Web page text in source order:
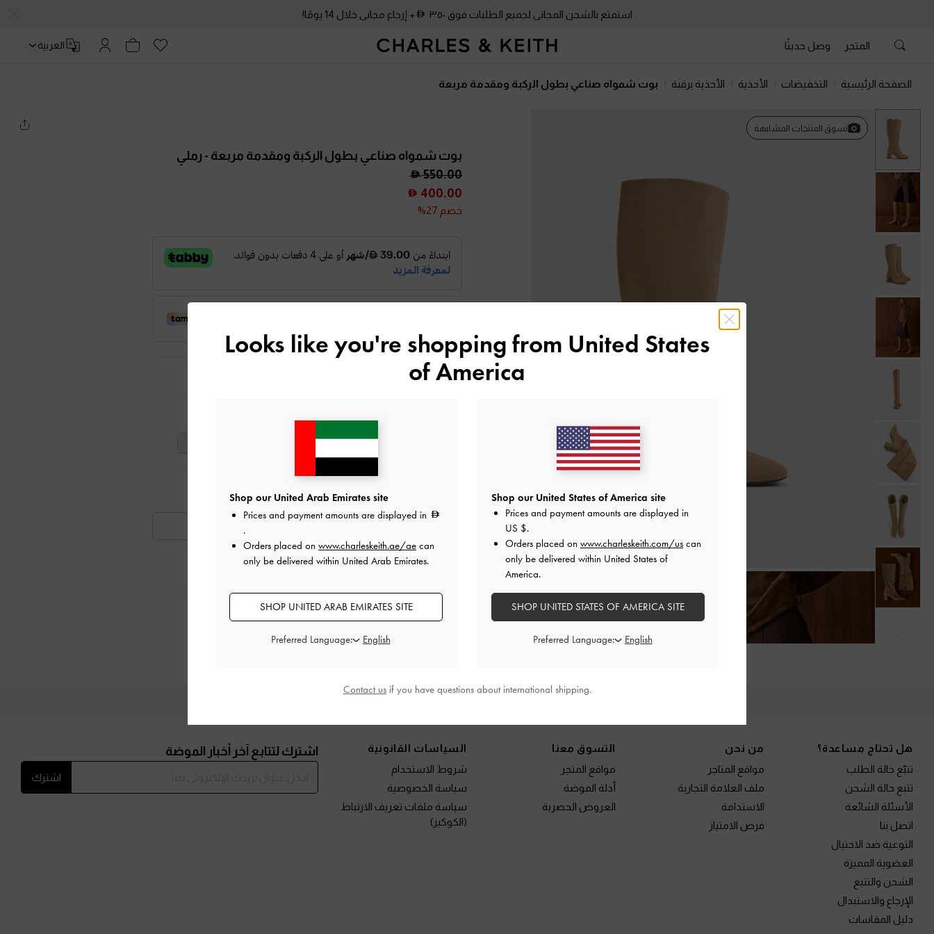
استمتع بالشحن المجاني لجميع الطلبات فوق ٣٥٠ + إرجاع مجاني خلال 14 يومًا!
المتجر وصل حديثًا العربية
الصفحة الرئيسية التخفيضات الأحذية الأحذية برقبة بوت شمواه صناعي بطول الركبة ومقدمة مربعة
السابق تسوق المنتجات المشابهة
بوت شمواه صناعي بطول الركبة ومقدمة مربعة - رملي
550.00
400.00
خصم 27%
اللون: رملي
اختر المقاسدليل المقاسات
أضف إلى قائمة الرغبات
ملاحظات المحرر
تفاصيل المنتج وتعليمات العناية
العروض الحصرية
الشحن والإرجاع
هل تحتاج مساعدة؟
تتبّع حالة الطلب
تتبع حالة الشحن
الأسئلة الشائعة
اتصل بنا
التوعية ضد الاحتيال
العضوية المميزة
الشحن والتتبع
الإرجاع والاستبدال
دليل المقاسات
من نحن
مواقع المتاجر
ملف العلامة التجارية
الاستدامة
فرص الامتياز
التسوق معنا
مواقع المتجر
أدلة الموضة
العروض الحصرية
السياسات القانونية
شروط الاستخدام
سياسة الخصوصية
سياسة ملفات تعريف الارتباط
(الكوكيز)
اشترك لتتابع آخر أخبار الموضة
اشترك
Looks like you're shopping from United States
of America
Shop our United Arab Emirates site
Prices and payment amounts are displayed in
.
Orders placed on www.charleskeith.ae/ae can
only be delivered within United Arab Emirates.
SHOP UNITED ARAB EMIRATES SITE
Preferred Language:
Shop our United States of America site
Prices and payment amounts are displayed in
US $.
Orders placed on www.charleskeith.com/us can
only be delivered within United States of
America.
SHOP UNITED STATES OF AMERICA SITE
Preferred Language:
Contact usif you have questions about international shipping.